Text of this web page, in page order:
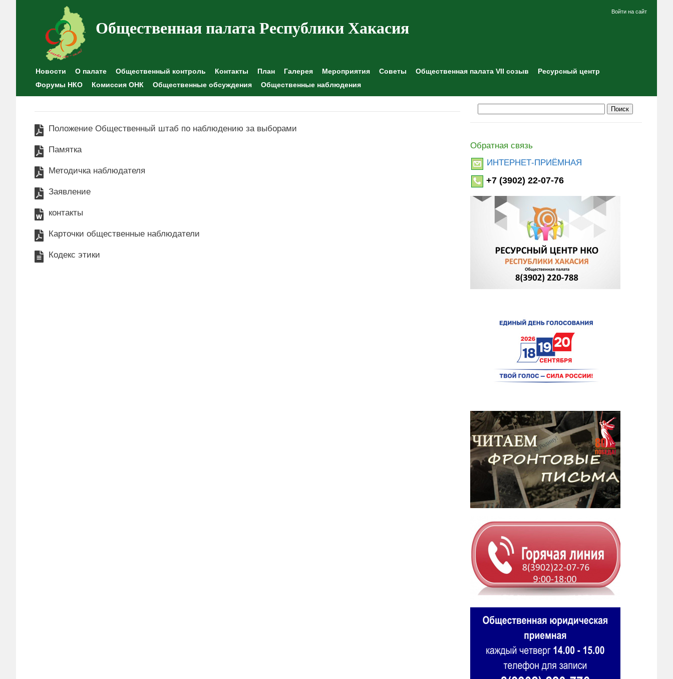
Общественная палата Республики Хакасия
Войти на сайт
Новости О палате Общественный контроль Контакты План Галерея Мероприятия Советы Общественная палата VII созыв
Ресурсный центр
Форумы НКО
Комиссия ОНК Общественные обсуждения Общественные наблюдения
Положение Общественный штаб по наблюдению за выборами
Памятка
Методичка наблюдателя
Заявление
контакты
Карточки общественные наблюдатели
Кодекс этики
Обратная связь
ИНТЕРНЕТ-ПРИЁМНАЯ
+7 (3902) 22-07-76